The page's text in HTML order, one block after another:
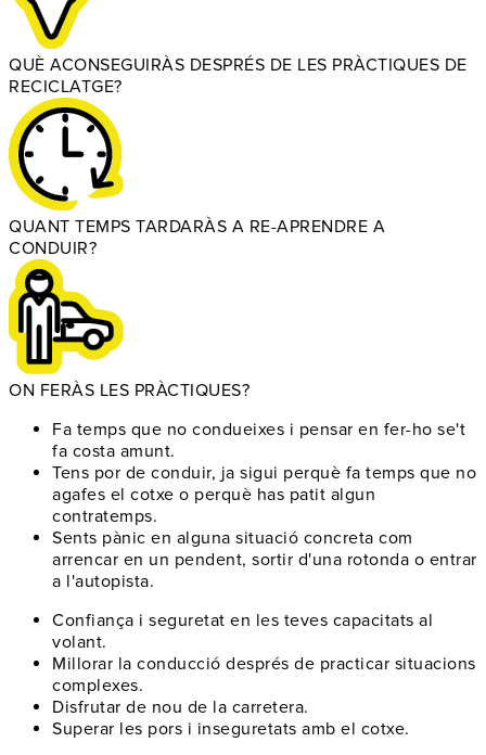
QUÈ ACONSEGUIRÀS DESPRÉS DE LES PRÀCTIQUES DE
RECICLATGE?
QUANT TEMPS TARDARÀS A RE-APRENDRE A
CONDUIR?
ON FERÀS LES PRÀCTIQUES?
Fa temps que no condueixes i pensar en fer-ho se't
fa costa amunt.
Tens por de conduir, ja sigui perquè fa temps que no
agafes el cotxe o perquè has patit algun
contratemps.
Sents pànic en alguna situació concreta com
arrencar en un pendent, sortir d'una rotonda o entrar
a l'autopista.
Confiança i seguretat en les teves capacitats al
volant.
Millorar la conducció després de practicar situacions
complexes.
Disfrutar de nou de la carretera.
Superar les pors i inseguretats amb el cotxe.